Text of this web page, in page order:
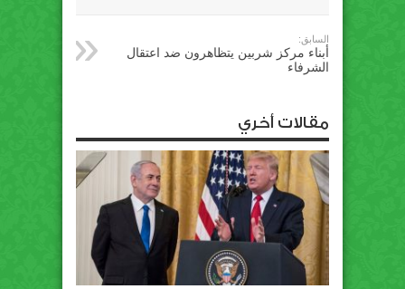
السابق:
أبناء مركز شربين يتظاهرون ضد اعتقال
الشرفاء
مقالات أخري